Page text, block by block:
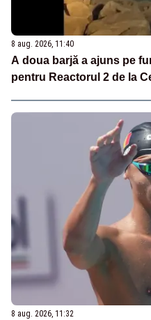
8 aug. 2026, 11:40
A doua barjă a ajuns pe
pentru Reactorul 2 de la
8 aug. 2026, 11:32